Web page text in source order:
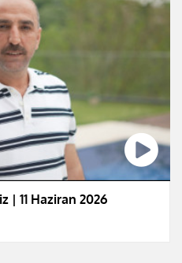
| 11 Haziran 2026